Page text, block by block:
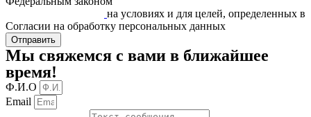
на условиях и для целей, определенных в
Согласии на обработку персональных данных
Отправить
Мы свяжемся с вами в ближайшее
время!
Ф.И.О
Email